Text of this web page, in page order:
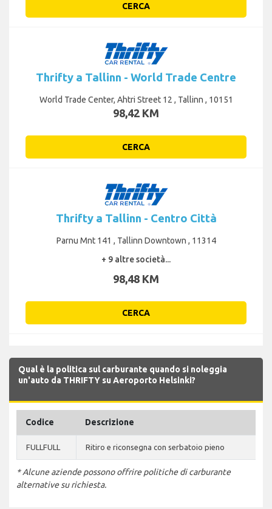
CERCA
Thrifty a Tallinn - World Trade Centre
World Trade Center, Ahtri Street 12 , Tallinn , 10151
98,42 KM
CERCA
Thrifty a Tallinn - Centro Città
Parnu Mnt 141 , Tallinn Downtown , 11314
+ 9 altre società...
98,48 KM
CERCA
Qual è la politica sul carburante quando si noleggia
un'auto da THRIFTY su Aeroporto Helsinki?
Codice Descrizione
FULLFULL Ritiro e riconsegna con serbatoio pieno
* Alcune aziende possono offrire politiche di carburante
alternative su richiesta.